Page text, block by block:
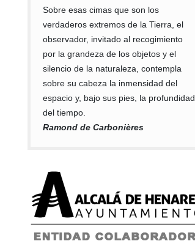
Sobre esas cimas que son los
verdaderos extremos de la Tierra, el
observador, invitado al recogimiento
por la grandeza de los objetos y el
silencio de la naturaleza, contempla
sobre su cabeza la inmensidad del
espacio y, bajo sus pies, la profundidad
del tiempo.
Ramond de Carbonières